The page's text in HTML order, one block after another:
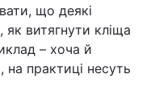
що деякі
як витягнути кліща
– хоча й
практиці несуть